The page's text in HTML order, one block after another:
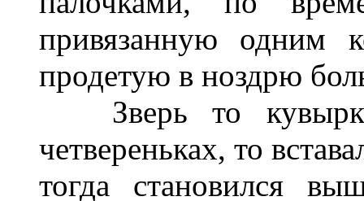
привязанную одним
продетую в ноздрю
Зверь то
четвереньках, то
тогда становился